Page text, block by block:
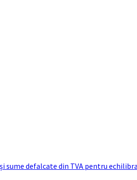
sume defalcate din TVA pentru